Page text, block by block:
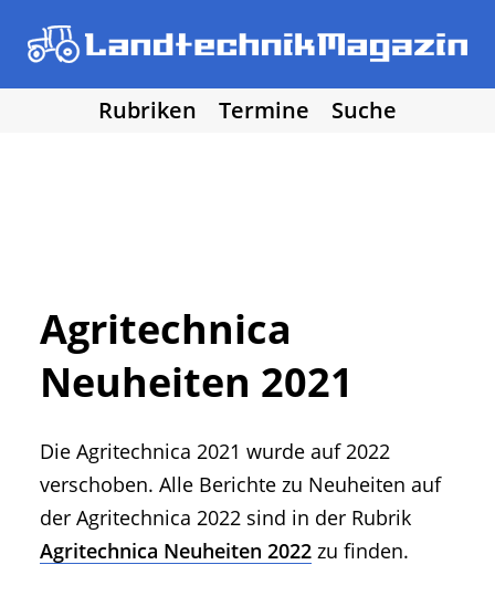
Rubriken Termine
Suche
• Hof- und Stalltechnik
• Forst, Garten und Kommune
• NawaRo und erneuerbare Energie
• Landtechnik allgemein
• DLG Testberichte • Vereine und Hobby
• Geschichte und Geschichten
• Messen und Veranstaltungen
Agritechnica
Neuheiten 2021
Die Agritechnica 2021 wurde auf 2022
verschoben. Alle Berichte zu Neuheiten auf
der Agritechnica 2022 sind in der Rubrik
Agritechnica Neuheiten 2022 zu finden.